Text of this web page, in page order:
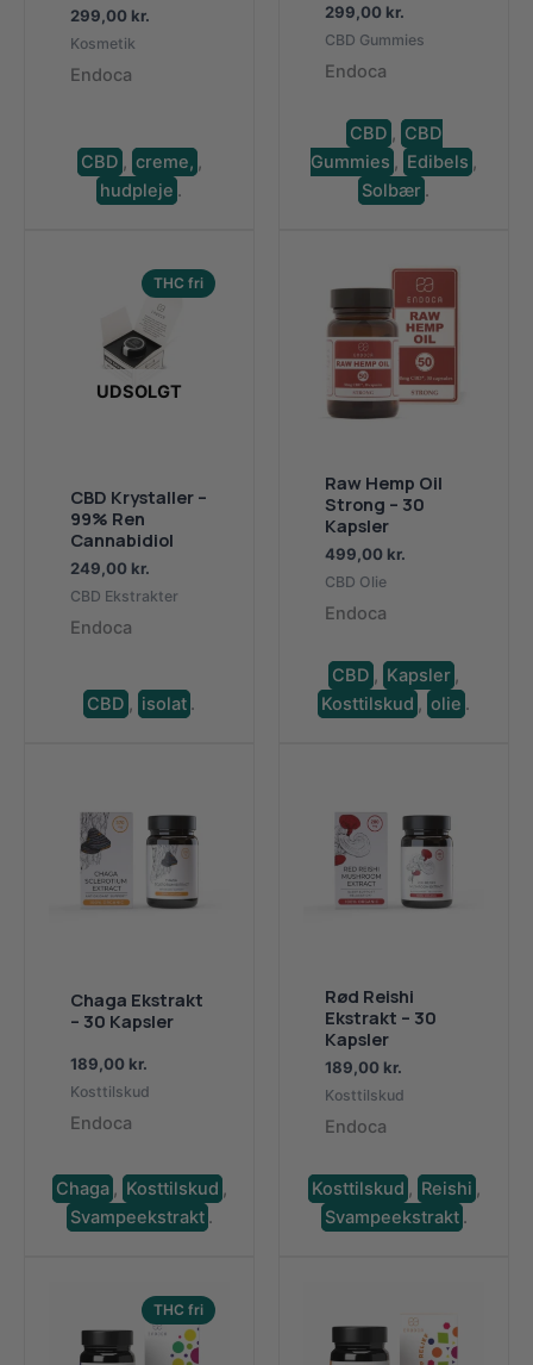
299,00 kr.
Kosmetik
Endoca
CBD , creme, ,
hudpleje .
299,00 kr.
CBD Gummies
Endoca
CBD , CBD
Gummies , Edibels ,
Solbær .
THC fri
UDSOLGT
CBD Krystaller –
99% Ren
Cannabidiol
249,00 kr.
CBD Ekstrakter
Endoca
CBD , isolat .
Raw Hemp Oil
Strong – 30
Kapsler
499,00 kr.
CBD Olie
Endoca
CBD , Kapsler ,
Kosttilskud , olie .
Chaga Ekstrakt
– 30 Kapsler
189,00 kr.
Kosttilskud
Endoca
Chaga , Kosttilskud ,
Svampeekstrakt .
Rød Reishi
Ekstrakt – 30
Kapsler
189,00 kr.
Kosttilskud
Endoca
Kosttilskud , Reishi ,
Svampeekstrakt .
THC fri